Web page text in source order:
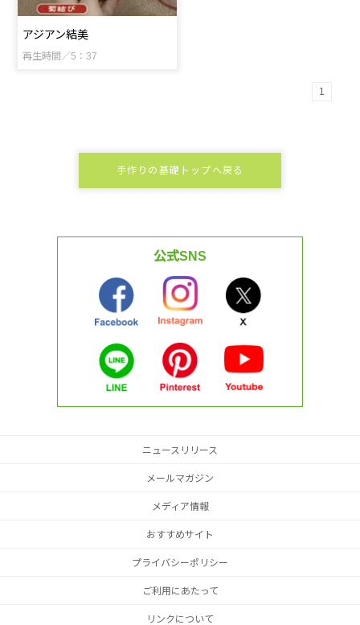
アジアン結美
再生時間／5：37
1
手作りの基礎トップへ戻る
公式SNS
ニュースリリース
メールマガジン
メディア情報
おすすめサイト
プライバシーポリシー
ご利用にあたって
リンクについて